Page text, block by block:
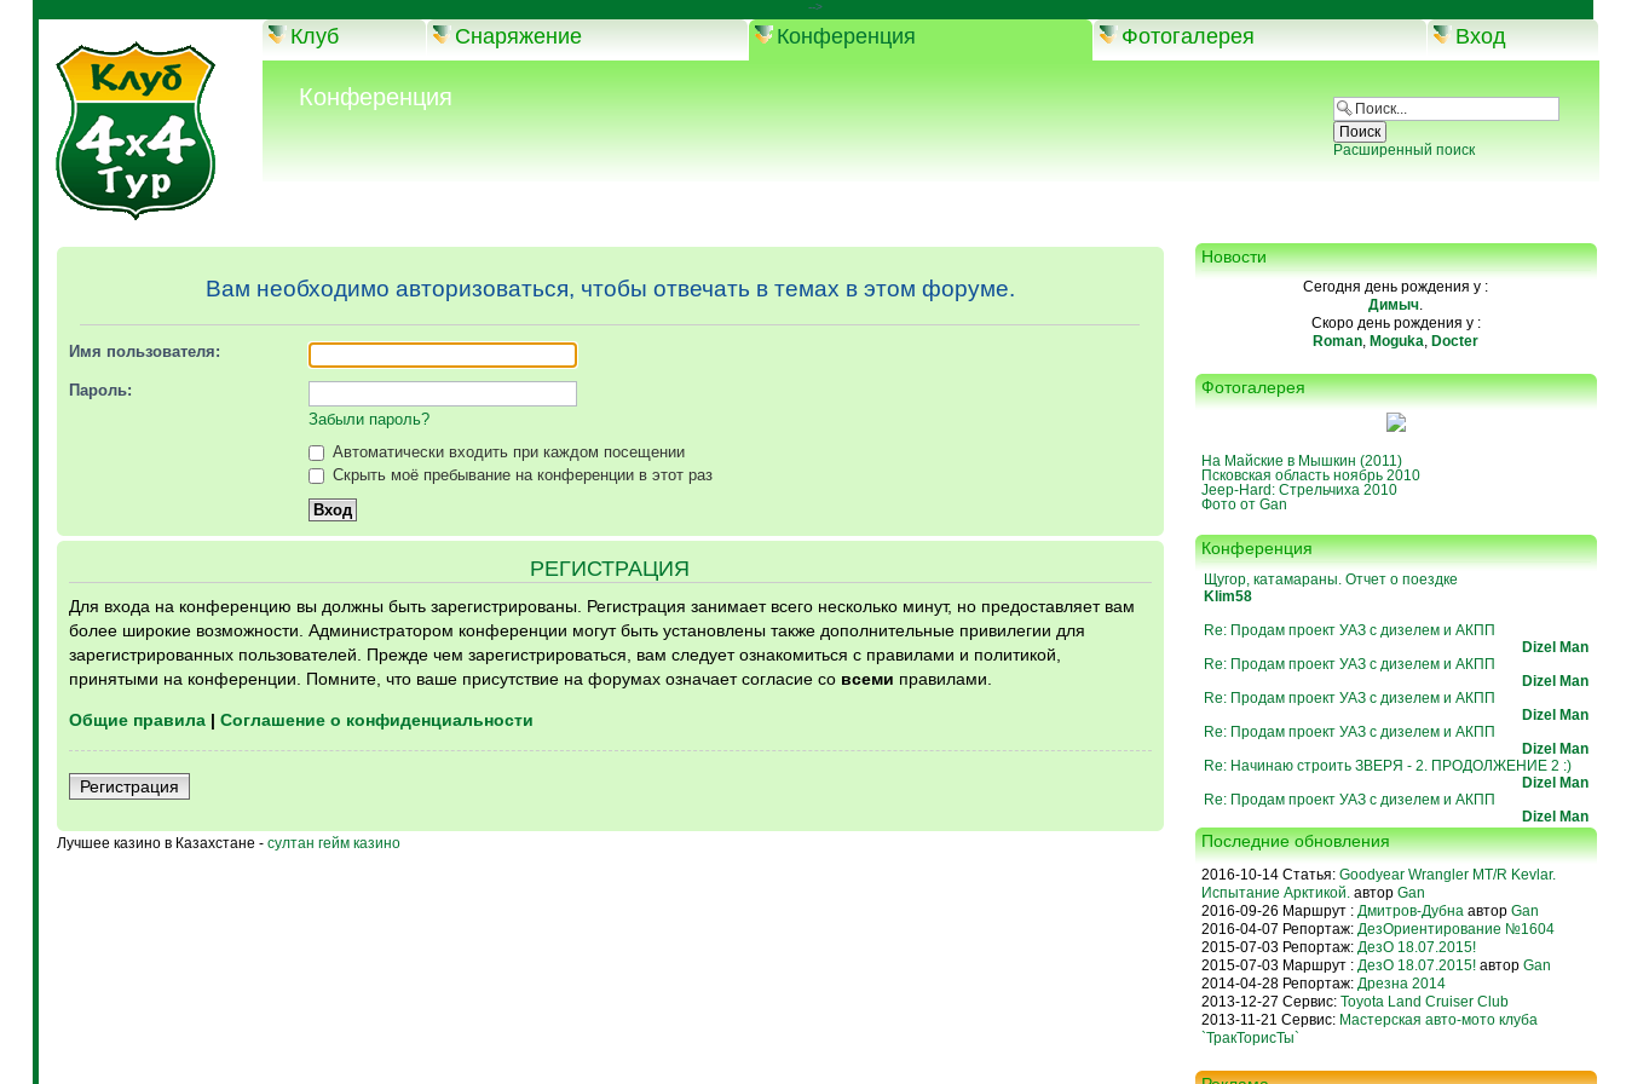
-->
Клуб Снаряжение Конференция Фотогалерея Вход
Конференция
Расширенный поиск
Вам необходимо авторизоваться, чтобы отвечать в темах в этом форуме.
Имя пользователя:
Пароль:
Забыли пароль?
Автоматически входить при каждом посещении
Скрыть моё пребывание на конференции в этот раз
РЕГИСТРАЦИЯ
Для входа на конференцию вы должны быть зарегистрированы. Регистрация занимает всего несколько минут, но предоставляет вам
более широкие возможности. Администратором конференции могут быть установлены также дополнительные привилегии для
зарегистрированных пользователей. Прежде чем зарегистрироваться, вам следует ознакомиться с правилами и политикой,
принятыми на конференции. Помните, что ваше присутствие на форумах означает согласие со всеми правилами.
Общие правила| Соглашение о конфиденциальности
Регистрация
Лучшее казино в Казахстане - султан гейм казино
Новости
Сегодня день рождения у :
Димыч.
Скоро день рождения у :
Roman, Moguka, Docter
Фотогалерея
На Майские в Мышкин (2011)
Псковская область ноябрь 2010
Jeep-Hard: Стрельчиха 2010
Фото от Gan
Конференция
Щугор, катамараны. Отчет о поездке
Klim58
Re: Продам проект УАЗ с дизелем и АКПП
Dizel Man
Re: Продам проект УАЗ с дизелем и АКПП
Dizel Man
Re: Продам проект УАЗ с дизелем и АКПП
Dizel Man
Re: Продам проект УАЗ с дизелем и АКПП
Dizel Man
Re: Начинаю строить ЗВЕРЯ - 2. ПРОДОЛЖЕНИЕ 2 :)
Dizel Man
Re: Продам проект УАЗ с дизелем и АКПП
Dizel Man
Последние обновления
2016-10-14 Статья: Goodyear Wrangler MT/R Kevlar.
Испытание Арктикой.автор Gan
2016-09-26 Маршрут : Дмитров-Дубнаавтор Gan
2016-04-07 Репортаж: ДезОриентирование №1604
2015-07-03 Репортаж: ДезО 18.07.2015!
2015-07-03 Маршрут : ДезО 18.07.2015! автор Gan
2014-04-28 Репортаж: Дрезна 2014
2013-12-27 Сервис: Toyota Land Cruiser Club
2013-11-21 Сервис: Мастерская авто-мото клуба
`ТракТорисТы`